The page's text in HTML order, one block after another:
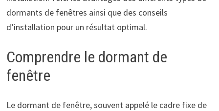
dormants de fenêtres ainsi que des conseils
d’installation pour un résultat optimal.
Comprendre le dormant de
fenêtre
Le dormant de fenêtre, souvent appelé le cadre fixe de